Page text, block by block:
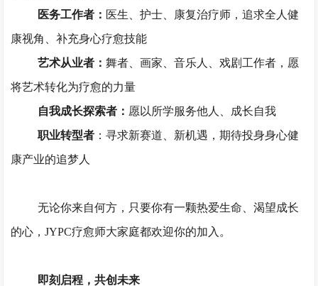
医务工作者： 医生、护士、康复治疗师，追求全人健
康视角、补充身心疗愈技能
艺术从业者： 舞者、画家、音乐人、戏剧工作者，愿
将艺术转化为疗愈的力量
自我成长探索者： 愿以所学服务他人、成长自我
职业转型者：寻求新赛道、新机遇，期待投身身心健
康产业的追梦人
无论你来自何方，只要你有一颗热爱生命、渴望成长
的心，JYPC疗愈师大家庭都欢迎你的加入。
即刻启程，共创未来